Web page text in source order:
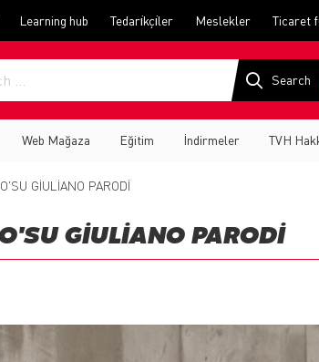
Learning hub Tedari̇kçi̇ler Meslekler Ticaret
Web Mağaza Eğitim İndirmeler TVH
GIULIANO PARODI
GIULIANO PARODI